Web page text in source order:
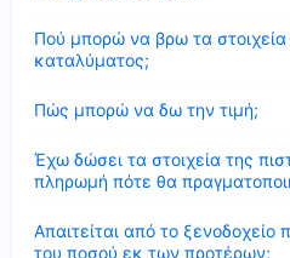
Πού μπορώ να βρω τα στοιχεία
καταλύματος;
Πώς μπορώ να δω την τιμή;
Έχω δώσει τα στοιχεία της
πληρωμή πότε θα
Απαιτείται από το
του ποσού εκ των προτέρων;